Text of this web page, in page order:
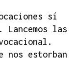
sí
Lancemos las
nos estorban